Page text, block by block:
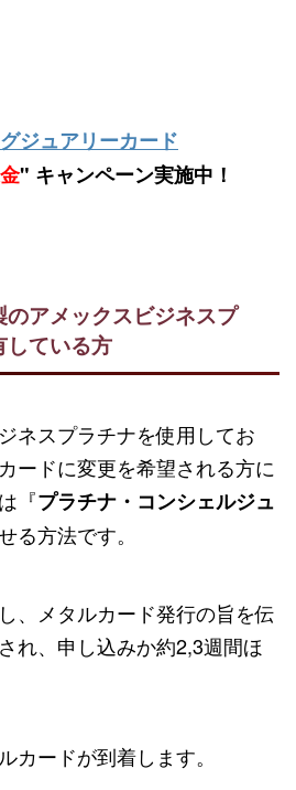
ジュアリーカード
" キャンペーン実施中！
のアメックスビジネスプ
している方
ネスプラチナを使用してお
ードに変更を希望される方に
『プラチナ・コンシェルジュ
る方法です。
、メタルカード発行の旨を伝
れ、申し込みか約2,3週間ほ
カードが到着します。